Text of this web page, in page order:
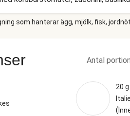
fantastisk kombination som hela
som hanterar ägg, mjölk, fisk,
Antal
20 g
(